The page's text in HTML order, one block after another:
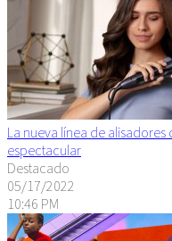
La nueva línea de
espectacular
Destacado
05/17/2022
10:46 PM